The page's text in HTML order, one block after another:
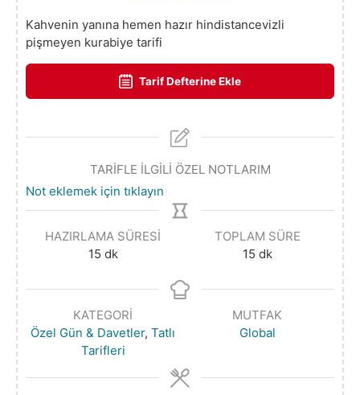
Kahvenin yanına hemen hazır hindistancevizli
pişmeyen kurabiye tarifi
Tarif Defterine Ekle
TARİFLE İLGİLİ ÖZEL NOTLARIM
Not eklemek için tıklayın
HAZIRLAMA SÜRESI
15 dk
TOPLAM SÜRE
15 dk
KATEGORI
Özel Gün & Davetler, Tatlı
Tarifleri
MUTFAK
Global